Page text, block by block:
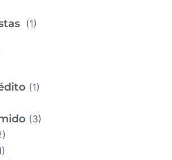
(1)
(1)
(3)